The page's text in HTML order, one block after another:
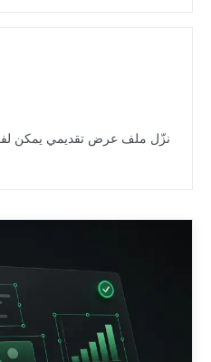
نزّل ملف عرض تقديمي يمكن